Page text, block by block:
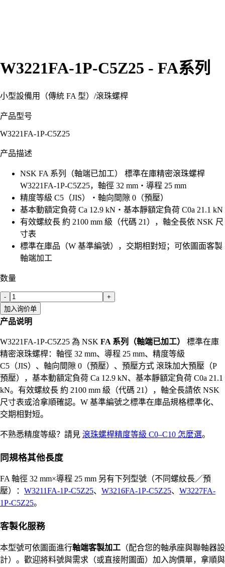
W3221FA-1P-C5Z25 - FA系列
小型設備用（傳統 FA 型） /滾珠螺桿
产品型号
W3221FA-1P-C5Z25
产品描述
NSK FA 系列（軸端已加工） 標準在庫精密滾珠螺桿
W3221FA-1P-C5Z25，軸徑 32 mm・導程 25 mm
精度等級 C5（JIS）・軸向間隙 0（預壓）
基本動額定負荷 Ca 12.9 kN・基本靜額定負荷 C0a 21.1 kN
有效螺紋長 約 2100 mm 級（代碼 21），軸全長依 NSK 尺
寸表
標準在庫品（W 基準編號），交期相對短；可依圖面客製
軸端加工
数量
-
+
加入询价单
产品说明
W3221FA-1P-C5Z25 為 NSK FA 系列（軸端已加工）
標準在庫
精密滾珠螺桿：軸徑 32 mm、導程 25 mm、精度等級
C5（JIS）、軸向間隙 0（預壓）、預壓方式 滾珠加大預壓（P
預壓），基本動額定負荷 Ca 12.9 kN、基本靜額定負荷 C0a 21.1
kN。有效螺紋長 約 2100 mm 級（代碼 21），軸全長請依 NSK
尺寸表或洽拿順確認。W 基準編號之標準在庫品規格標準化、
交期相對短。
不熟悉精度等級？請見 滾珠螺桿精度等級 C0–C10 怎麼選。
同規格其他長度
FA 軸徑 32 mm×導程 25 mm 另有下列型號（不同螺紋長／預
壓）： W3211FA-1P-C5Z25、 W3216FA-1P-C5Z25、 W3227FA-
1P-C5Z25。
客製化服務
本型號可依圖面進行軸端客製加工 （配合您的軸承座與聯軸器設
計）。歡迎將料號與需求（或直接附圖面）加入詢價單，拿順與